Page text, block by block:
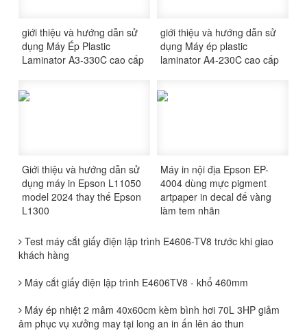
giới thiệu và hướng dẫn sử
dụng Máy Ép Plastic
Laminator A3-330C cao cấp
giới thiệu và hướng dẫn sử
dụng Máy ép plastic
laminator A4-230C cao cấp
Giới thiệu và hướng dẫn sử
dụng máy in Epson L11050
model 2024 thay thế Epson
L1300
Máy in nội địa Epson EP-
4004 dùng mực pigment
artpaper in decal đế vàng
làm tem nhãn
Test máy cắt giấy điện lập trình E4606-TV8 trước khi giao
khách hàng
Máy cắt giấy điện lập trình E4606TV8 - khổ 460mm
Máy ép nhiệt 2 mâm 40x60cm kèm bình hơi 70L 3HP giảm
âm phục vụ xưởng may tại long an in ấn lên áo thun